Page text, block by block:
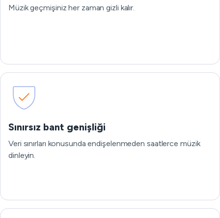
Müzik geçmişiniz her zaman gizli kalır.
Sınırsız bant genişliği
Veri sınırları konusunda endişelenmeden saatlerce müzik
dinleyin.